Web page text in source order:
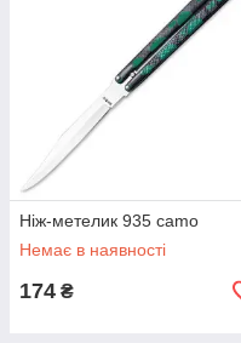
Ніж-метелик 935 camo
Немає в наявності
174 ₴